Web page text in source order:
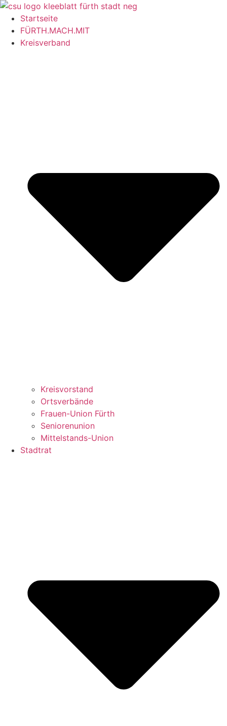
springen
Startseite
FÜRTH.MACH.MIT
Kreisverband
Kreisvorstand
Ortsverbände
Frauen-Union Fürth
Seniorenunion
Mittelstands-Union
Stadtrat